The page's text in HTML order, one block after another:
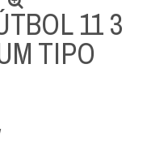
11 3
TIPO